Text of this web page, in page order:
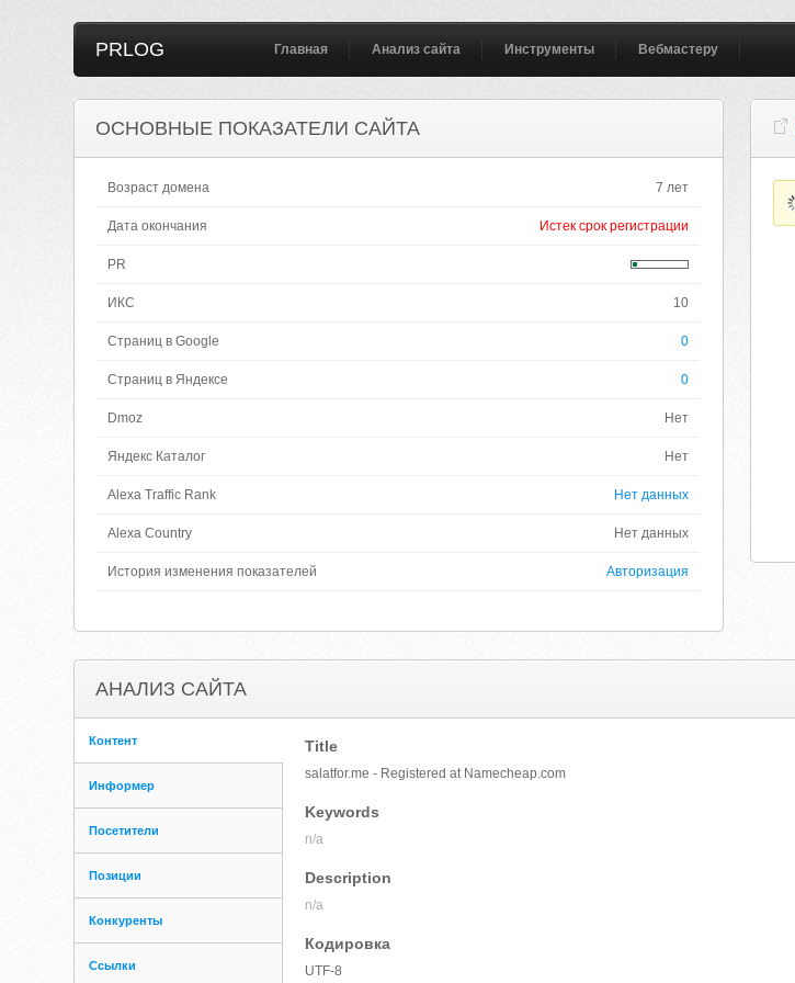
PRLOG Главная Анализ сайта Инструменты Вебмастеру
ОСНОВНЫЕ ПОКАЗАТЕЛИ САЙТА
Возраст домена 7 лет
Дата окончания Истек срок регистрации
PR
ИКС 10
Страниц в Google 0
Страниц в Яндексе 0
Dmoz Нет
Яндекс Каталог Нет
Alexa Traffic Rank Нет данных
Alexa Country Нет данных
История изменения показателей Авторизация
АНАЛИЗ САЙТА
Контент
Информер
Посетители
Позиции
Конкуренты
Ссылки
Title
salatfor.me - Registered at Namecheap.com
Keywords
n/a
Description
n/a
Кодировка
UTF-8